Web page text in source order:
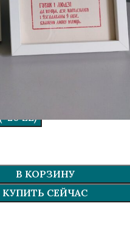
бумагу и добавим
— подпишем, от кого
ZŁ)
В КОРЗИНУ
КУПИТЬ СЕЙЧАС